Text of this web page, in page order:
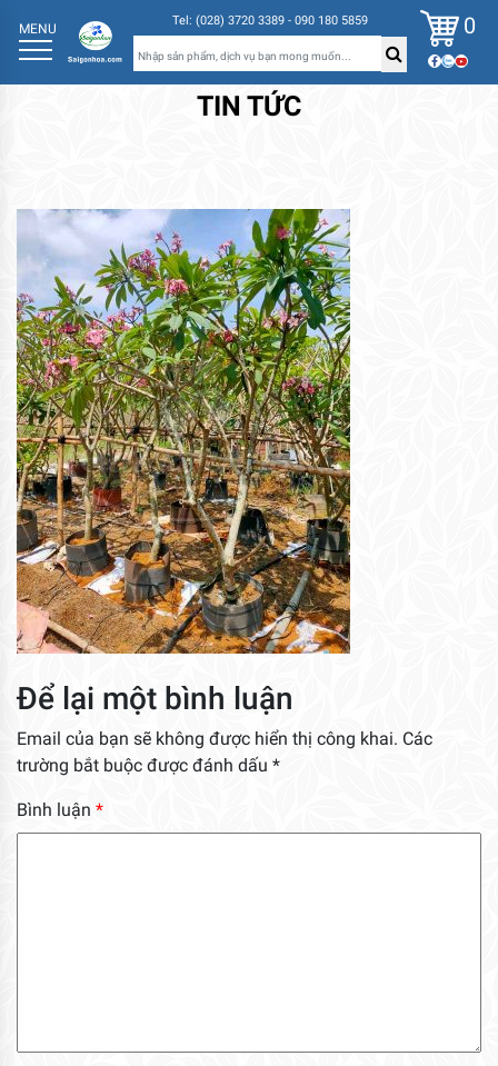
MENU Tel: (028) 3720 3389 - 090 180 5859 0
TIN TỨC
Để lại một bình luận
Email của bạn sẽ không được hiển thị công khai. Các
trường bắt buộc được đánh dấu *
Bình luận *